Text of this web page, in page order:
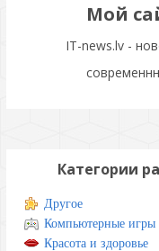
Мой
IT-news.lv -
Категории
Другое
Компьютерные игры
Красота и здоровье